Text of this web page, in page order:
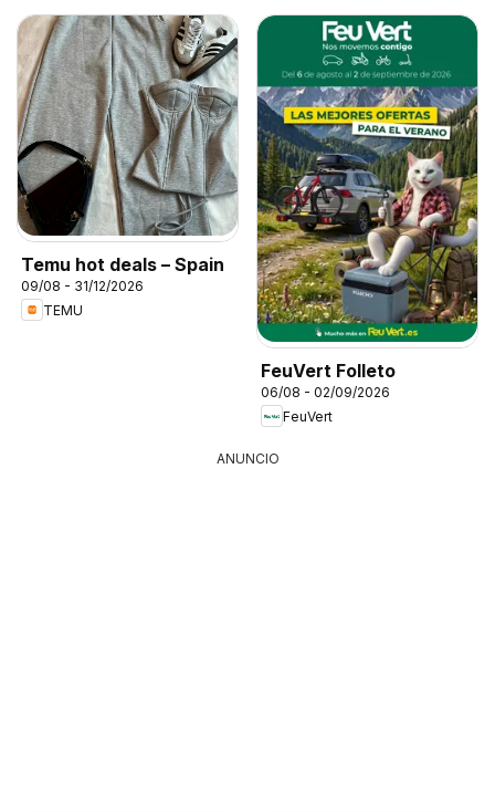
Temu hot deals – Spain
09/08 - 31/12/2026
TEMU
FeuVert Folleto
06/08 - 02/09/2026
FeuVert
ANUNCIO